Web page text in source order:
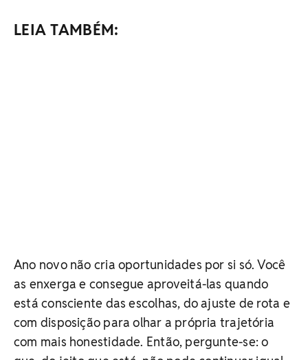
LEIA TAMBÉM:
Ano novo não cria oportunidades por si só. Você
as enxerga e consegue aproveitá-las quando
está consciente das escolhas, do ajuste de rota e
com disposição para olhar a própria trajetória
com mais honestidade. Então, pergunte-se: o